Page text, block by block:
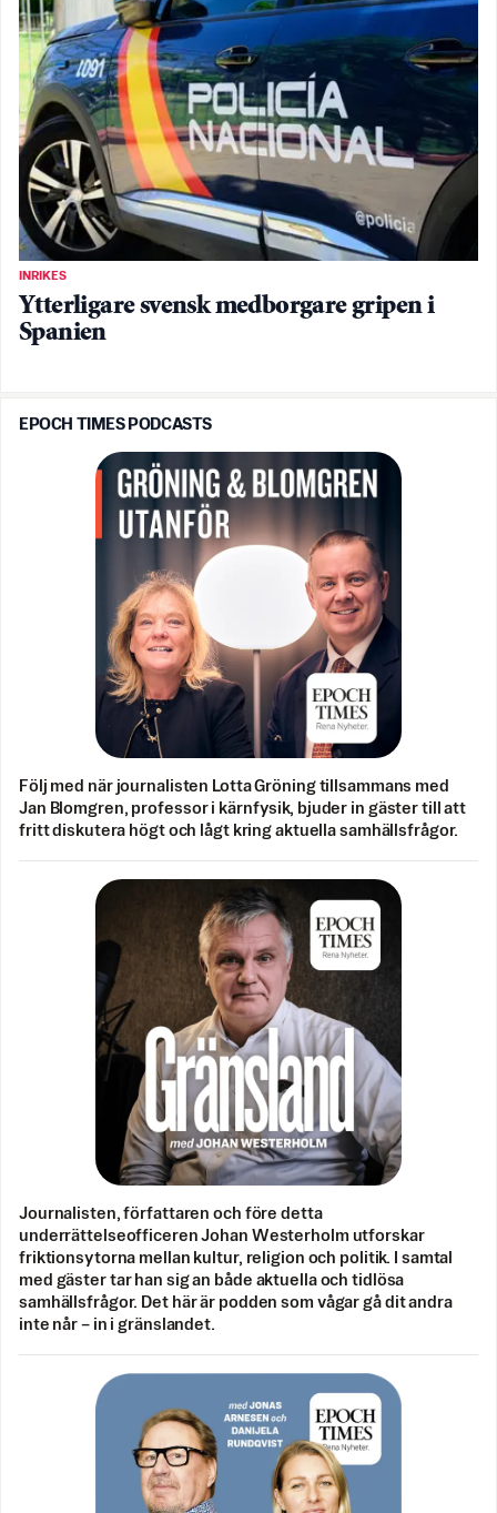
INRIKES
Ytterligare svensk medborgare gripen i
Spanien
EPOCH TIMES PODCASTS
Följ med när journalisten Lotta Gröning tillsammans med
Jan Blomgren, professor i kärnfysik, bjuder in gäster till att
fritt diskutera högt och lågt kring aktuella samhällsfrågor.
Journalisten, författaren och före detta
underrättelseofficeren Johan Westerholm utforskar
friktionsytorna mellan kultur, religion och politik. I samtal
med gäster tar han sig an både aktuella och tidlösa
samhällsfrågor. Det här är podden som vågar gå dit andra
inte når – in i gränslandet.